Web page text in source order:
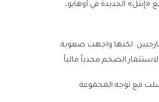
«إنتل» الجديدة في أوهايو،
لكنها واجهت صعوبة
الضخم مجدياً مالياً.
مع توجه المجموعة